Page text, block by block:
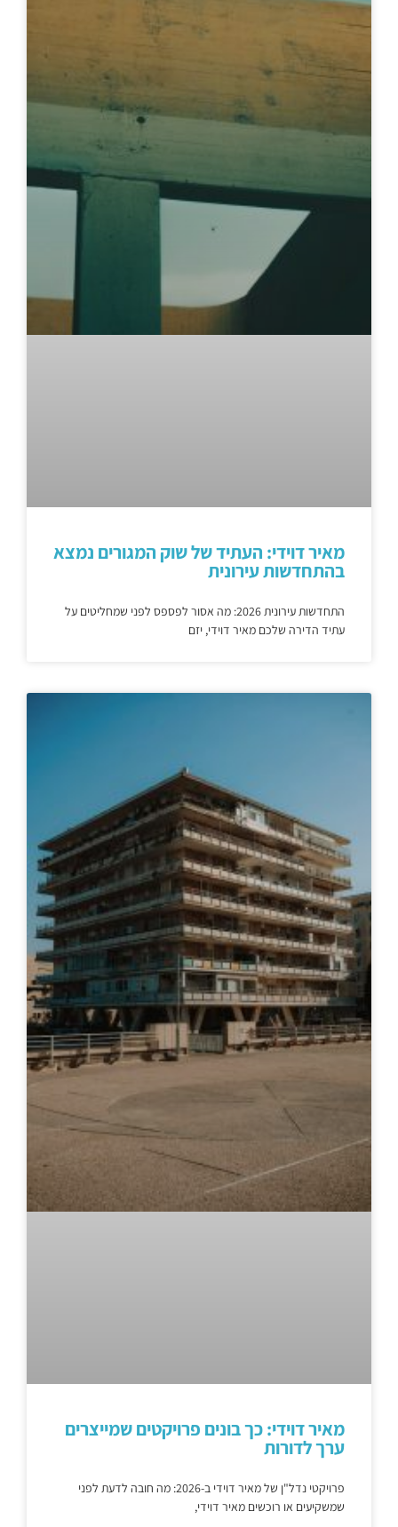
מאיר דוידי: העתיד של שוק המגורים נמצא
בהתחדשות עירונית
התחדשות עירונית 2026: מה אסור לפספס לפני שמחליטים על
עתיד הדירה שלכם מאיר דוידי, יזם
מאיר דוידי: כך בונים פרויקטים שמייצרים
ערך לדורות
פרויקטי נדל"ן של מאיר דוידי ב-2026: מה חובה לדעת לפני
שמשקיעים או רוכשים מאיר דוידי,